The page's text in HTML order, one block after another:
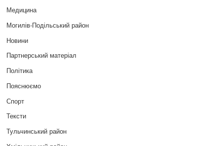
Медицина
Могилів-Подільський район
Новини
Партнерський матеріал
Політика
Пояснюємо
Спорт
Тексти
Тульчинський район